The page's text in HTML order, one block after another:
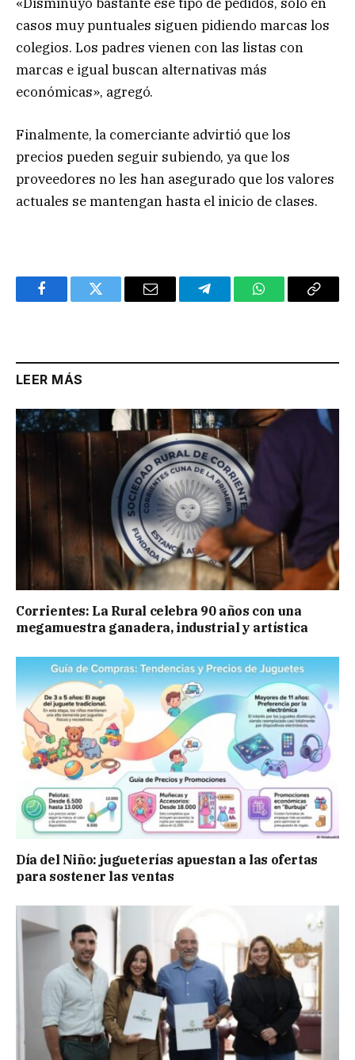
casos muy puntuales siguen pidiendo marcas los
colegios. Los padres vienen con las listas con
marcas e igual buscan alternativas más
económicas», agregó.
Finalmente, la comerciante advirtió que los
precios pueden seguir subiendo, ya que los
proveedores no les han asegurado que los valores
actuales se mantengan hasta el inicio de clases.
FacebookTwitter Email TelegramWhatsAppCopy
LEER MÁS
Corrientes: La Rural celebra 90 años con una
megamuestra ganadera, industrial y artística
Día del Niño: jugueterías apuestan a las ofertas
para sostener las ventas